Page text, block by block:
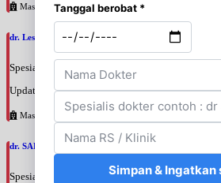
Masmitra
dr. Lestianing Herdiani, SpRad
Spesialis: Radiologi
Update terakhir: 2026-07-28 16:14:34
Masmitra
dr. SAFIRA TRIFANI PUTRI, SpTHT
Spesialis: THT